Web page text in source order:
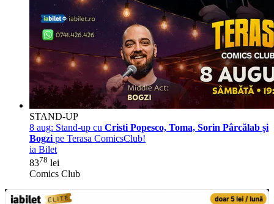
STAND-UP
8 aug: Stand-up cu Cristi Popesco, Toma, Sorin Pârcălab și
Bogzi pe Terasa ComicsClub!
ia Bilet
8378 lei
Comics Club